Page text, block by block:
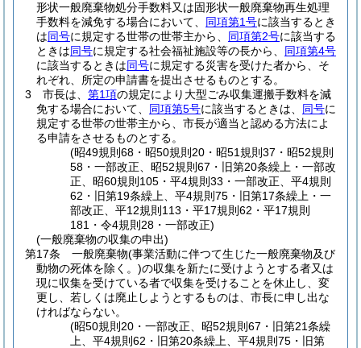
形状一般廃棄物処分手数料又は固形状一般廃棄物再生処理
手数料を減免する場合において、 同項第1号に該当するとき
は同号に規定する世帯の世帯主から、 同項第2号に該当する
ときは同号に規定する社会福祉施設等の長から、 同項第4号
に該当するときは同号に規定する災害を受けた者から、そ
れぞれ、所定の申請書を提出させるものとする。
3
市長は、 第1項の規定により大型ごみ収集運搬手数料を減
免する場合において、 同項第5号に該当するときは、 同号に
規定する世帯の世帯主から、市長が適当と認める方法によ
る申請をさせるものとする。
(昭49規則68・昭50規則20・昭51規則37・昭52規則
58・一部改正、昭52規則67・旧第20条繰上・一部改
正、昭60規則105・平4規則33・一部改正、平4規則
62・旧第19条繰上、平4規則75・旧第17条繰上・一
部改正、平12規則113・平17規則62・平17規則
181・令4規則28・一部改正)
(一般廃棄物の収集の申出)
第17条
一般廃棄物(事業活動に伴つて生じた一般廃棄物及び
動物の死体を除く。)の収集を新たに受けようとする者又は
現に収集を受けている者で収集を受けることを休止し、変
更し、若しくは廃止しようとするものは、市長に申し出な
ければならない。
(昭50規則20・一部改正、昭52規則67・旧第21条繰
上、平4規則62・旧第20条繰上、平4規則75・旧第